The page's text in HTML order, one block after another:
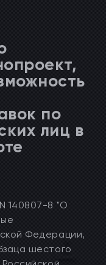
по
лиц в
140807-8 "О
Федерации,
шестого